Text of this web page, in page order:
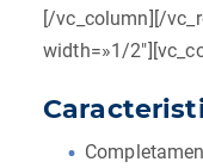
[/vc_column][/
width=»1/